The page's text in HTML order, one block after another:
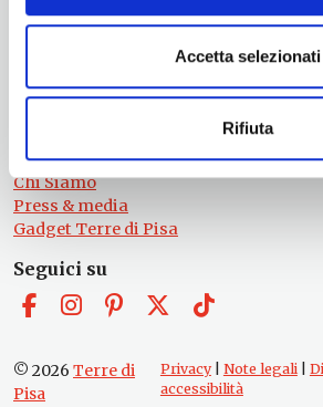
Accetta selezionati
Rifiuta
#lemieTerrediPisa
Eventi
Prodotti e Servizi
Chi Siamo
Press & media
Gadget Terre di Pisa
Seguici su
© 2026 Terre di
Pisa
Privacy| Note legali|
accessibilità